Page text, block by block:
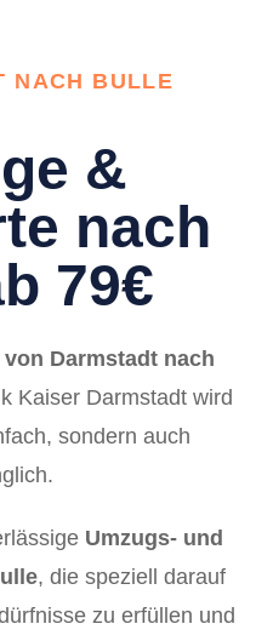
NACH BULLE
&
nach
79€
von Darmstadt nach
Kaiser Darmstadt wird
sondern auch
Umzugs- und
, die speziell darauf
zu erfüllen und